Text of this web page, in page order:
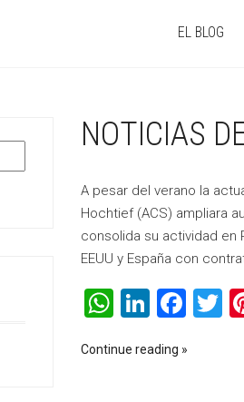
EL BLOG
NOTICIAS
A pesar del verano la
Hochtief (ACS) ampliara
consolida su actividad en
EEUU y España con
WhatsApp
Continue reading